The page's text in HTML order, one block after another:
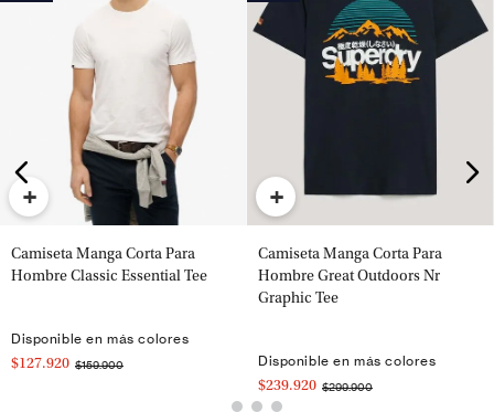
+
Camiseta Manga Corta Para
Hombre Classic Essential Tee
Disponible en más colores
$127.920 $159.900
+
Camiseta Manga Corta Para
Hombre Great Outdoors Nr
Graphic Tee
Disponible en más colores
$239.920 $299.900